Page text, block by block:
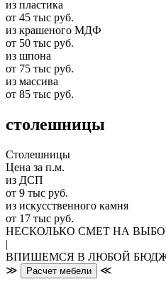
из пластика
от 45 тыс руб.
из крашеного МДФ
от 50 тыс руб.
из шпона
от 75 тыс руб.
из массива
от 85 тыс руб.
столешницы
Столешницы
Цена за п.м.
из ДСП
от 9 тыс руб.
из искусственного камня
от 17 тыс руб.
НЕСКОЛЬКО СМЕТ НА
|
ВПИШЕМСЯ В ЛЮБОЙ
≫
Расчет мебели ≪